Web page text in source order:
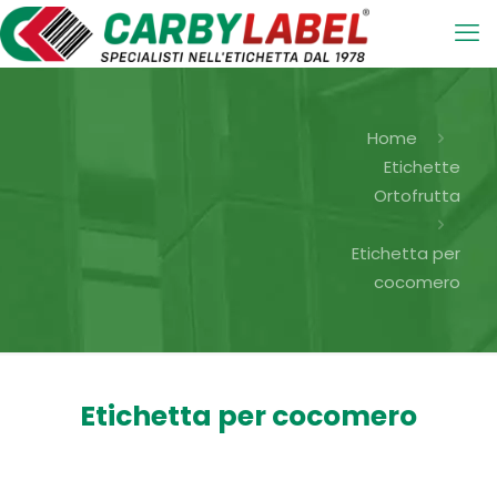
Home
Etichette
Ortofrutta
Etichetta per
cocomero
Etichetta per cocomero